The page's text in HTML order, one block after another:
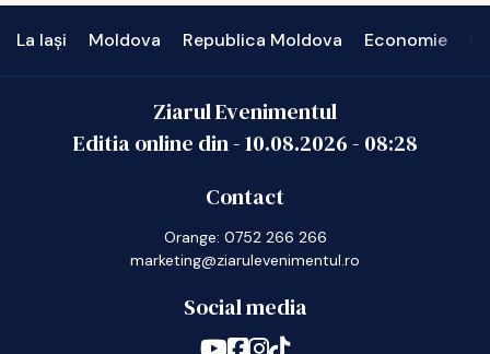
La Iași Moldova Republica Moldova Economie
Ziarul Evenimentul
Editia online din -10.08.2026- 08:28
Contact
Orange: 0752 266 266
marketing@ziarulevenimentul.ro
Social media